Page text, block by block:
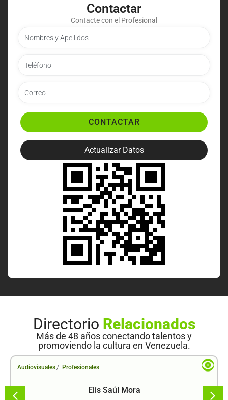
Contactar
Contacte con el Profesional
CONTACTAR
Actualizar Datos
Directorio Relacionados
Más de 48 años conectando talentos y
promoviendo la cultura en Venezuela.
Audiovisuales / Profesionales
Elis Saúl Mora